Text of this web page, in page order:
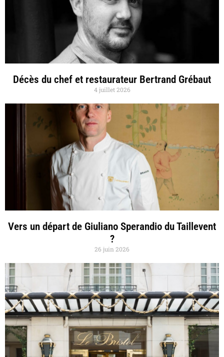
Décès du chef et restaurateur Bertrand Grébaut
4 juillet 2026
Vers un départ de Giuliano Sperandio du Taillevent
?
26 juin 2026